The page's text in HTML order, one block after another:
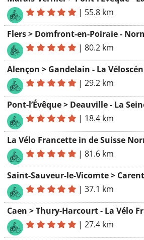
| 55.8 km
Flers > Domfront-en-Poiraie -
|80.2 km
Alençon > Gandelain - La
|29.2 km
| 18.4 km
La Vélo Francette in de Suisse
|81.6 km
|37.1 km
|27.4 km